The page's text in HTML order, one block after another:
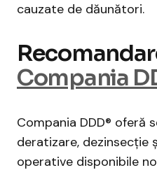
cauzate de dăunători.
Compania
Compania DDD® oferă
deratizare, dezinsecție
operative disponibile